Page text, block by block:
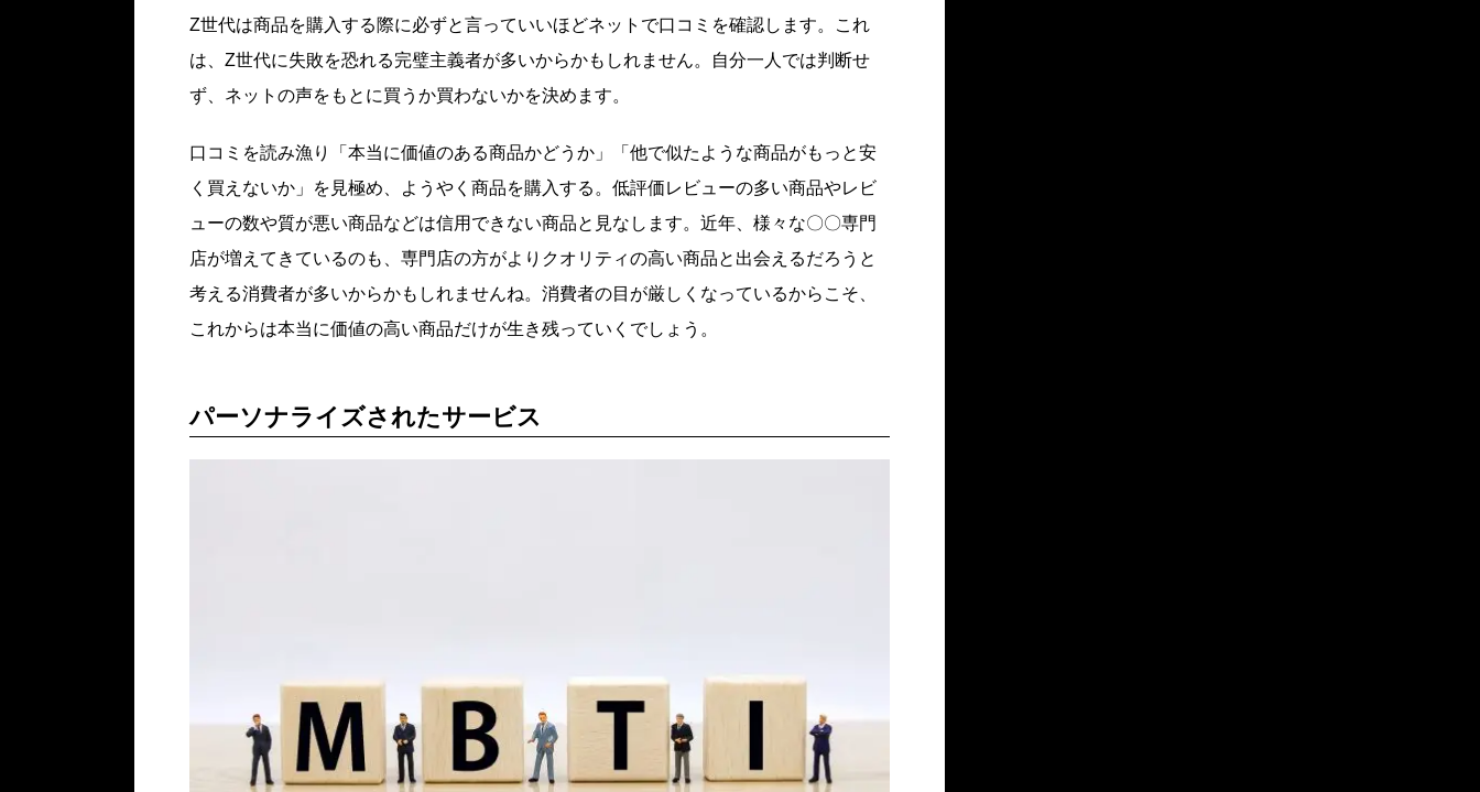
Z世代は商品を購入する際に必ずと言っていいほどネットで口コミを確認します。これ
は、Z世代に失敗を恐れる完璧主義者が多いからかもしれません。自分一人では判断せ
ず、ネットの声をもとに買うか買わないかを決めます。
口コミを読み漁り「本当に価値のある商品かどうか」「他で似たような商品がもっと安
く買えないか」を見極め、ようやく商品を購入する。低評価レビューの多い商品やレビ
ューの数や質が悪い商品などは信用できない商品と見なします。近年、様々な〇〇専門
店が増えてきているのも、専門店の方がよりクオリティの高い商品と出会えるだろうと
考える消費者が多いからかもしれませんね。消費者の目が厳しくなっているからこそ、
これからは本当に価値の高い商品だけが生き残っていくでしょう。
パーソナライズされたサービス